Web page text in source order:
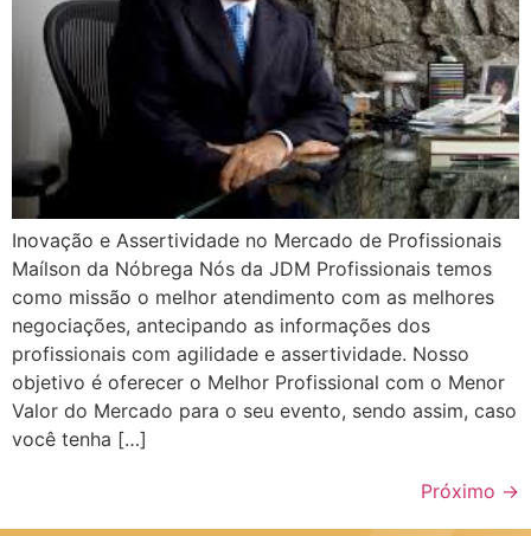
Inovação e Assertividade no Mercado de Profissionais
Maílson da Nóbrega Nós da JDM Profissionais temos
como missão o melhor atendimento com as melhores
negociações, antecipando as informações dos
profissionais com agilidade e assertividade. Nosso
objetivo é oferecer o Melhor Profissional com o Menor
Valor do Mercado para o seu evento, sendo assim, caso
você tenha […]
Próximo →